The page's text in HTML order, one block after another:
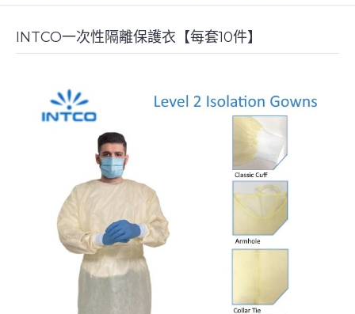
INTCO一次性隔離保護衣【每套10件】